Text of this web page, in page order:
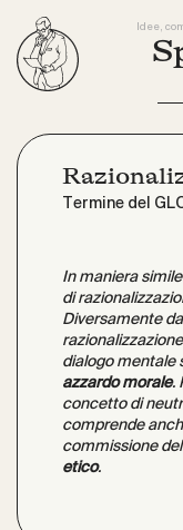
Idee,
Termine del
In maniera
di
Diversamente
dialogo mentale
azzardo morale.
concetto di
comprende
commissione
etico.